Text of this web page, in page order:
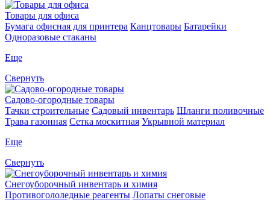
Товары для офиса
Бумага офисная для принтера Канцтовары Батарейки
Одноразовые стаканы
Еще
Свернуть
Садово-огородные товары
Тачки строительные Садовый инвентарь Шланги поливочные
Трава газонная Сетка москитная Укрывной материал
Еще
Свернуть
Снегоуборочный инвентарь и химия
Противогололедные реагенты Лопаты снеговые